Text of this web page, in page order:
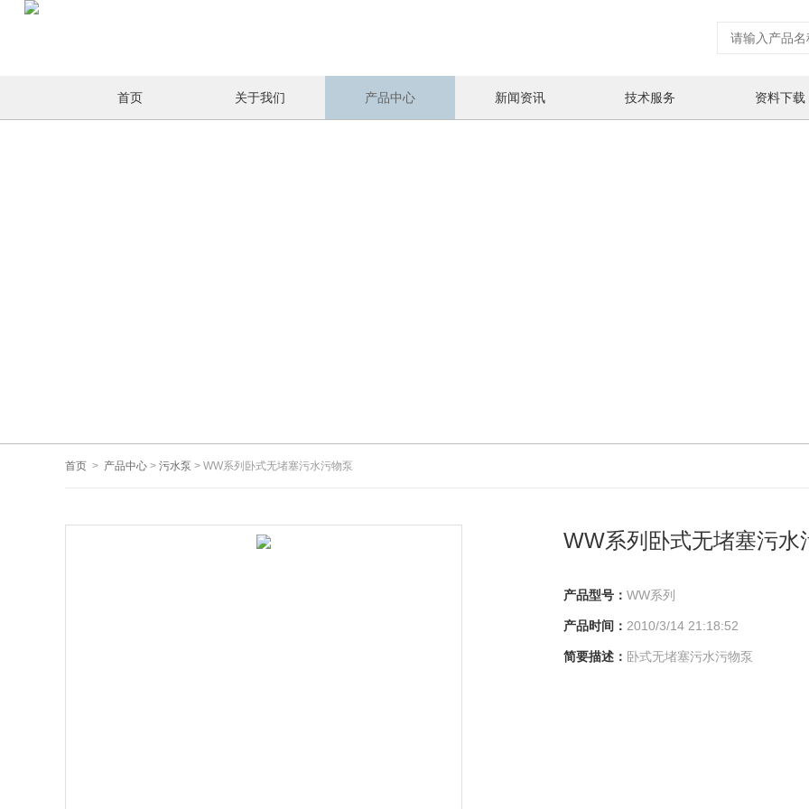
首页 关于我们 产品中心 新闻资讯 技术服务 资料下载
首页 > 产品中心 > 污水泵 > WW系列卧式无堵塞污水污物泵
WW系列卧式无堵塞污水
产品型号： WW系列
产品时间： 2010/3/14 21:18:52
简要描述： 卧式无堵塞污水污物泵